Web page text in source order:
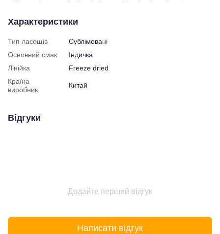
Характеристики
Тип ласощів
Сублімовані
Основний смак
Індичка
Лінійка
Freeze dried
Країна
виробник
Китай
Відгуки
Додайте перший відгук
Написати відгук